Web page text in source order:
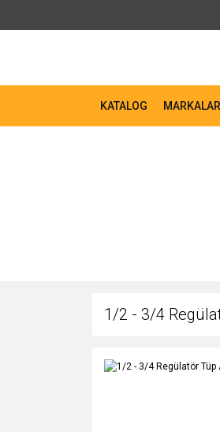
KATALOG MARKALAR
1/2 - 3/4